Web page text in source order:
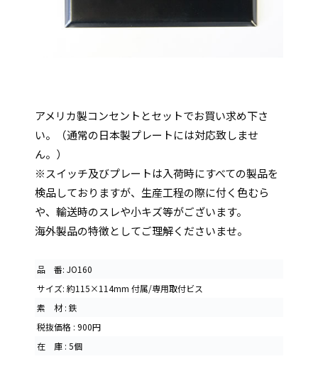
アメリカ製コンセントとセットでお買い求め下さ
い。（通常の日本製プレートには対応致しませ
ん。）
※スイッチ及びプレートは入荷時にすべての製品を
検品しておりますが、生産工程の際に付く色むら
や、輸送時のスレや小キズ等がございます。
海外製品の特徴としてご理解くださいませ。
品 番: JO160
サイズ: 約115×114mm 付属/専用取付ビス
素 材 : 鉄
税抜価格 : 900円
在 庫 : 5個